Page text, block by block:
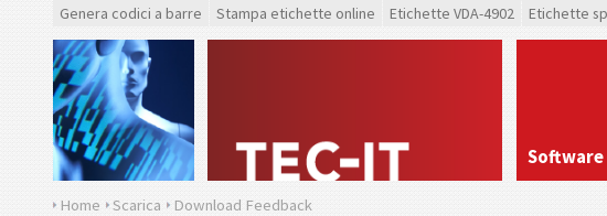
Genera codici a barre Stampa etichette online Etichette VDA-4902 Etichette
Software
Home Scarica Download Feedback